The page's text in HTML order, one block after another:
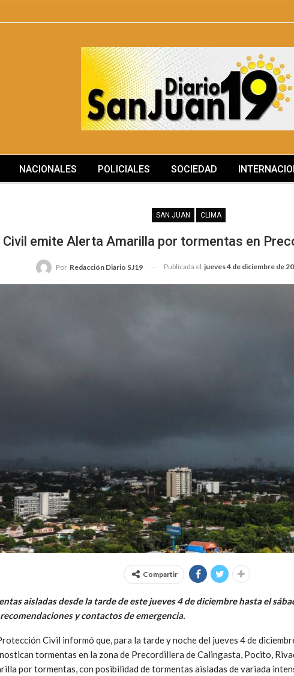
NACIONALES POLICIALES SOCIEDAD
SAN JUAN CLIMA
emite Alerta Amarilla por tormentas en
Por Redacción Diario SJ19 Publicada el jueves 4 de diciembre de
Compartir
aisladas desde la tarde de este jueves 4 de diciembre hasta el
y contactos de emergencia.
Civil informó que, para la tarde y noche del jueves 4 de
tormentas en la zona de Precordillera de Calingasta, Pocito,
por tormentas, con posibilidad de tormentas aisladas de variada